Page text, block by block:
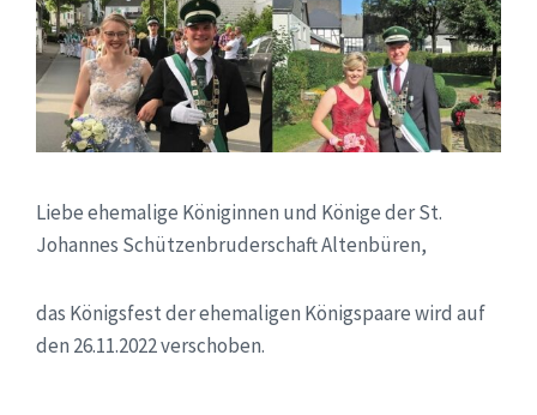
Liebe ehemalige Königinnen und Könige der St.
Johannes Schützenbruderschaft Altenbüren,
das Königsfest der ehemaligen Königspaare wird auf
den 26.11.2022 verschoben.